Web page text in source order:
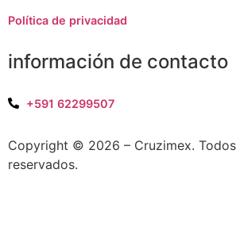
Política de privacidad
información de contacto
+591 62299507
Copyright © 2026 – Cruzimex. Todos
reservados.